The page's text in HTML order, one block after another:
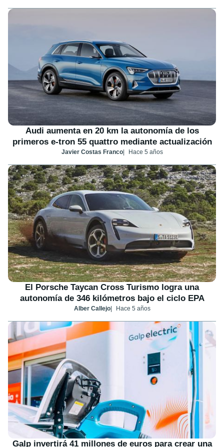
Audi aumenta en 20 km la autonomía de los
primeros e-tron 55 quattro mediante actualización
Javier Costas Franco Hace 5 años
El Porsche Taycan Cross Turismo logra una
autonomía de 346 kilómetros bajo el ciclo EPA
Alber Callejo Hace 5 años
Galp invertirá 41 millones de euros para crear una